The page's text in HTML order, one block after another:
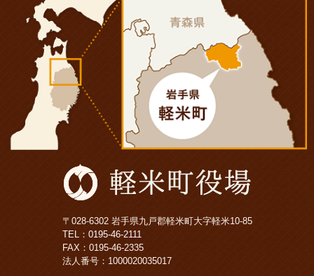
〒028-6302 岩手県九戸郡軽米町大字軽米10-85
TEL： 0195-46-2111
FAX：0195-46-2335
法人番号：1000020035017